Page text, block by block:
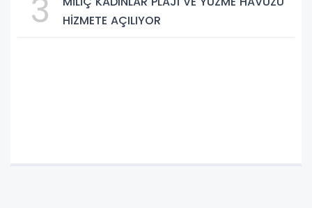
3
HİZMETE AÇILIYOR